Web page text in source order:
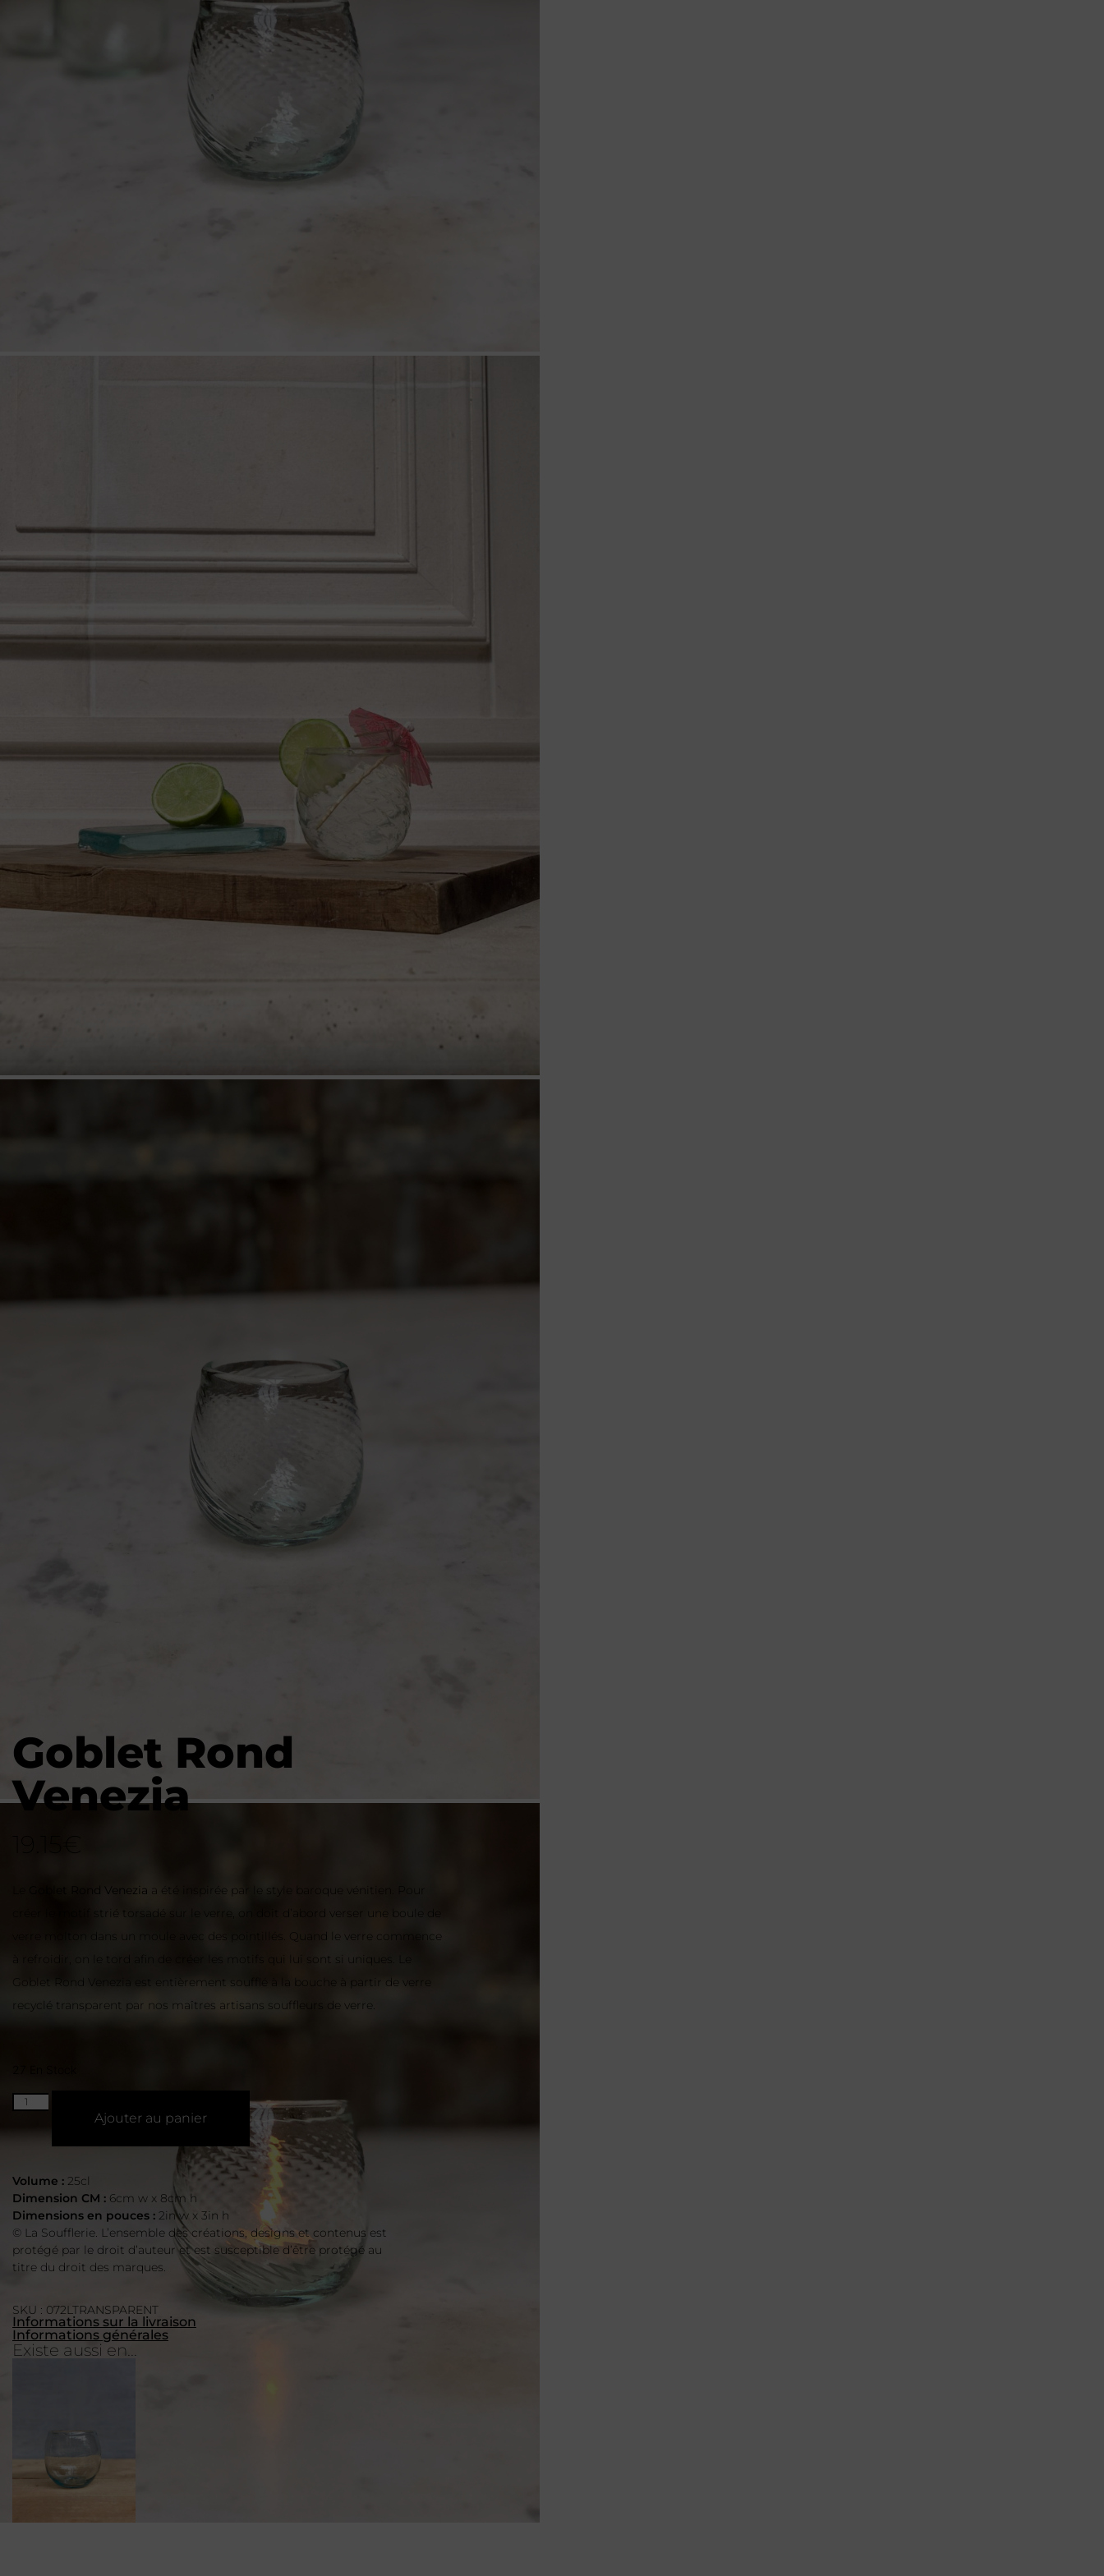
Goblet Rond
Venezia
Goblet Rond Venezia a été inspirée par le style baroque vénitien. Pour
créer le motif strié torsadé sur le verre, on doit d’abord verser une boule de
verre molton dans un moule avec des pointillés. Quand le verre commence
à refroidir, on le tord afin de créer les motifs qui lui sont si uniques. Le
Goblet Rond Venezia est entièrement soufflé à la bouche à partir de verre
recyclé transparent par nos maîtres artisans souffleurs de verre.
Ajouter au panier
Volume : 25cl
Dimension CM : 6cm w x 8cm h
Dimensions en pouces : 2in w x 3in h
© La Soufflerie. L’ensemble des créations, designs et contenus est
protégé par le droit d’auteur et est susceptible d’être protégé au
titre du droit des marques.
SKU : 072LTRANSPARENT
Informations sur la livraison
Informations générales
Existe aussi en...